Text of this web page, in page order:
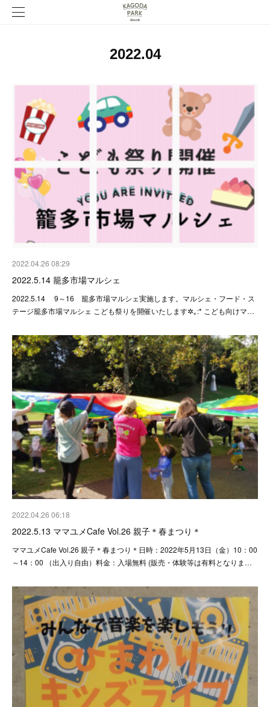
2022.04
2022.04.26 08:29
2022.5.14 籠多市場マルシェ
2022.5.14 9～16 籠多市場マルシェ実施します。マルシェ・フード・ス
テージ籠多市場マルシェ こども祭りを開催いたします✲｡:* こども向けマ…
2022.04.26 06:18
2022.5.13 ママユメCafe Vol.26 親子＊春まつり＊
ママユメCafe Vol.26 親子＊春まつり＊日時：2022年5月13日（金）10：00
～14：00 （出入り自由）料金：入場無料 (販売・体験等は有料となりま…